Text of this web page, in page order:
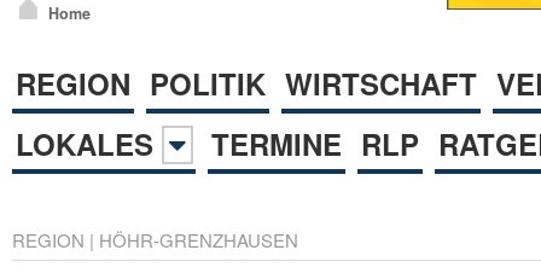
Home
REGION POLITIK WIRTSCHAFT
LOKALES
TERMINE RLP
REGION | HÖHR-GRENZHAUSEN